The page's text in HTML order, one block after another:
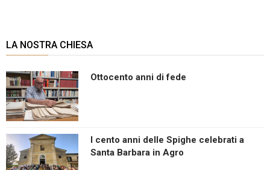
LA NOSTRA CHIESA
Ottocento anni di fede
I cento anni delle Spighe celebrati a
Santa Barbara in Agro